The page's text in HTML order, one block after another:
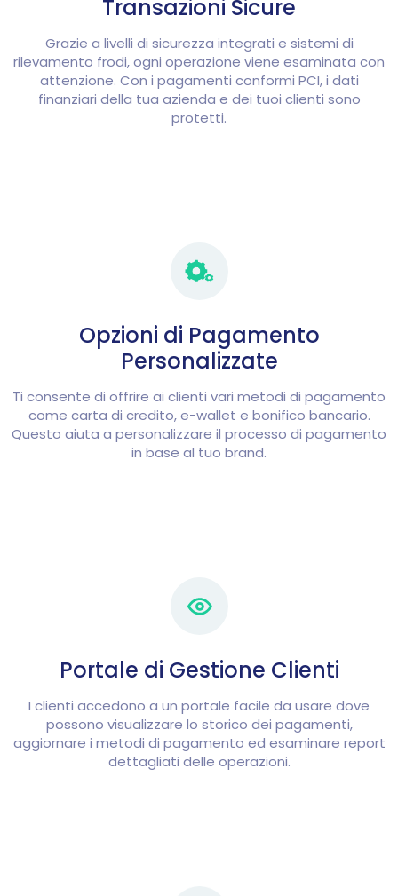
Transazioni Sicure
Grazie a livelli di sicurezza integrati e sistemi di
rilevamento frodi, ogni operazione viene esaminata con
attenzione. Con i pagamenti conformi PCI, i dati
finanziari della tua azienda e dei tuoi clienti sono
protetti.
Opzioni di Pagamento
Personalizzate
Ti consente di offrire ai clienti vari metodi di pagamento
come carta di credito, e-wallet e bonifico bancario.
Questo aiuta a personalizzare il processo di pagamento
in base al tuo brand.
Portale di Gestione Clienti
I clienti accedono a un portale facile da usare dove
possono visualizzare lo storico dei pagamenti,
aggiornare i metodi di pagamento ed esaminare report
dettagliati delle operazioni.